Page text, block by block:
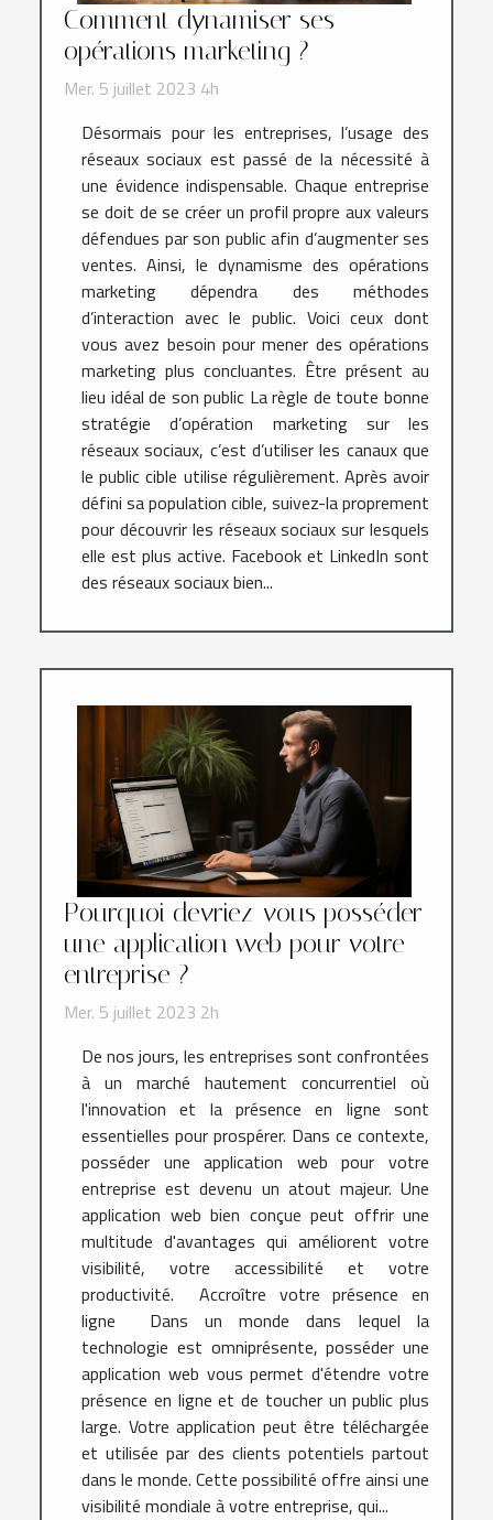
Comment dynamiser ses
opérations marketing ?
Mer. 5 juillet 2023 4h
Désormais pour les entreprises, l’usage des
réseaux sociaux est passé de la nécessité à
une évidence indispensable. Chaque entreprise
se doit de se créer un profil propre aux valeurs
défendues par son public afin d’augmenter ses
ventes. Ainsi, le dynamisme des opérations
marketing dépendra des méthodes
d’interaction avec le public. Voici ceux dont
vous avez besoin pour mener des opérations
marketing plus concluantes. Être présent au
lieu idéal de son public La règle de toute bonne
stratégie d’opération marketing sur les
réseaux sociaux, c’est d’utiliser les canaux que
le public cible utilise régulièrement. Après avoir
défini sa population cible, suivez-la proprement
pour découvrir les réseaux sociaux sur lesquels
elle est plus active. Facebook et LinkedIn sont
des réseaux sociaux bien...
Pourquoi devriez-vous posséder
une application web pour votre
entreprise ?
Mer. 5 juillet 2023 2h
De nos jours, les entreprises sont confrontées
à un marché hautement concurrentiel où
l'innovation et la présence en ligne sont
essentielles pour prospérer. Dans ce contexte,
posséder une application web pour votre
entreprise est devenu un atout majeur. Une
application web bien conçue peut offrir une
multitude d'avantages qui améliorent votre
visibilité, votre accessibilité et votre
productivité. Accroître votre présence en
ligne Dans un monde dans lequel la
technologie est omniprésente, posséder une
application web vous permet d'étendre votre
présence en ligne et de toucher un public plus
large. Votre application peut être téléchargée
et utilisée par des clients potentiels partout
dans le monde. Cette possibilité offre ainsi une
visibilité mondiale à votre entreprise, qui...